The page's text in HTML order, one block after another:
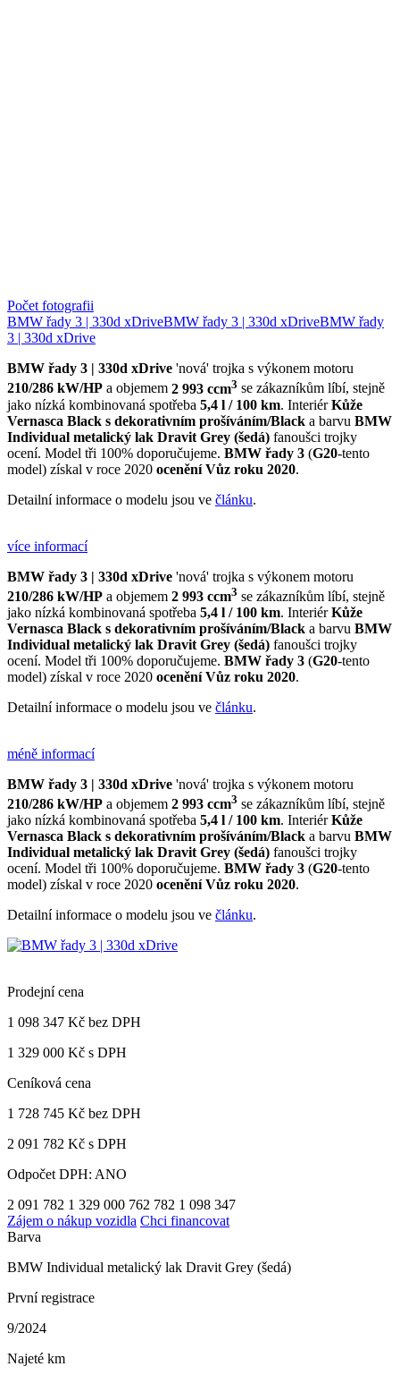
Počet fotografii
BMW řady 3 | 330d xDriveBMW řady 3 | 330d xDriveBMW řady
3 | 330d xDrive
BMW řady 3 | 330d xDrive 'nová' trojka s výkonem motoru
210/286 kW/HP a objemem 2 993 ccm3 se zákazníkům líbí, stejně
jako nízká kombinovaná spotřeba 5,4 l / 100 km. InteriérKůže
Vernasca Black s dekorativním prošíváním/Black a barvu BMW
Individual metalický lak Dravit Grey (šedá) fanoušci trojky
ocení. Model tři 100% doporučujeme. BMW řady 3 (G20-tento
model) získal v roce 2020 oceněníVůz roku 2020.
Detailní informace o modelu jsou ve článku.
více informací
BMW řady 3 | 330d xDrive 'nová' trojka s výkonem motoru
210/286 kW/HP a objemem 2 993 ccm3 se zákazníkům líbí, stejně
jako nízká kombinovaná spotřeba 5,4 l / 100 km. InteriérKůže
Vernasca Black s dekorativním prošíváním/Black a barvu BMW
Individual metalický lak Dravit Grey (šedá) fanoušci trojky
ocení. Model tři 100% doporučujeme. BMW řady 3 (G20-tento
model) získal v roce 2020 oceněníVůz roku 2020.
Detailní informace o modelu jsou ve článku.
méně informací
BMW řady 3 | 330d xDrive 'nová' trojka s výkonem motoru
210/286 kW/HP a objemem 2 993 ccm3 se zákazníkům líbí, stejně
jako nízká kombinovaná spotřeba 5,4 l / 100 km. InteriérKůže
Vernasca Black s dekorativním prošíváním/Black a barvu BMW
Individual metalický lak Dravit Grey (šedá) fanoušci trojky
ocení. Model tři 100% doporučujeme. BMW řady 3 (G20-tento
model) získal v roce 2020 oceněníVůz roku 2020.
Detailní informace o modelu jsou ve článku.
Prodejní cena
1 098 347 Kč bez DPH
1 329 000 Kč s DPH
Ceníková cena
1 728 745 Kč bez DPH
2 091 782 Kč s DPH
Odpočet DPH: ANO
2 091 782 1 329 000 762 782 1 098 347
Zájem o nákup vozidla Chci financovat
Barva
BMW Individual metalický lak Dravit Grey (šedá)
První registrace
9/2024
Najeté km